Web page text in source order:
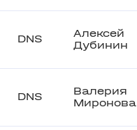
DNS
Алексей
Дубинин
DNS
Валерия
Миронова